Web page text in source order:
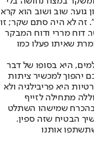
גוער. שוב ושוב הוא קרא
זה לא היה סתם שקר; זו
דוח מררי ודוח המבקר
שאיתו פעלו כמו
היא בסופו של דבר
יהפוך למכשיר ציתות
היא פריבילגיה ולא
מתחילה לזייף
בהכרח שמישהו השתלט
הבטיח שזה ספין.
אותנו